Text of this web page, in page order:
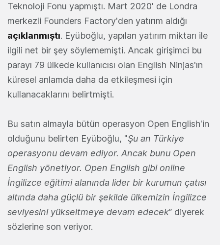
Teknoloji Fonu yapmıştı. Mart 2020' de Londra
merkezli Founders Factory'den yatırım aldığı
açıklanmıştı. Eyüboğlu, yapılan yatırım miktarı ile
ilgili net bir şey söylememişti. Ancak girişimci bu
parayı 79 ülkede kullanıcısı olan English Ninjas'ın
küresel anlamda daha da etkileşmesi için
kullanacaklarını belirtmişti.
Bu satın almayla bütün operasyon Open English'in
olduğunu belirten Eyüboğlu, "Şu an Türkiye
operasyonu devam ediyor. Ancak bunu Open
English yönetiyor. Open English gibi online
İngilizce eğitimi alanında lider bir kurumun çatısı
altında daha güçlü bir şekilde ülkemizin İngilizce
seviyesini yükseltmeye devam edecek” diyerek
sözlerine son veriyor.